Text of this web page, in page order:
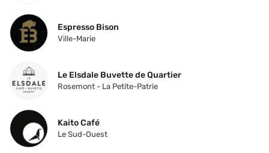
Espresso Bison
Ville-Marie
Le Elsdale Buvette de Quartier
Rosemont - La Petite-Patrie
Kaito Café
Le Sud-Ouest